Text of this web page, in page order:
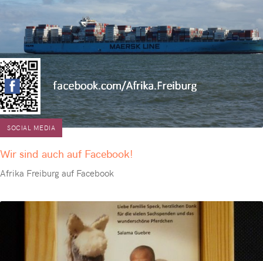
SOCIAL MEDIA
Wir sind auch auf Facebook!
Afrika Freiburg auf Facebook